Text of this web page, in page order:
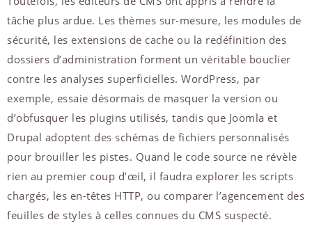
tâche plus ardue. Les thèmes sur-mesure, les modules de
sécurité, les extensions de cache ou la redéfinition des
dossiers d’administration forment un véritable bouclier
contre les analyses superficielles. WordPress, par
exemple, essaie désormais de masquer la version ou
d’obfusquer les plugins utilisés, tandis que Joomla et
Drupal adoptent des schémas de fichiers personnalisés
pour brouiller les pistes. Quand le code source ne révèle
rien au premier coup d’œil, il faudra explorer les scripts
chargés, les en-têtes HTTP, ou comparer l’agencement des
feuilles de styles à celles connues du CMS suspecté.